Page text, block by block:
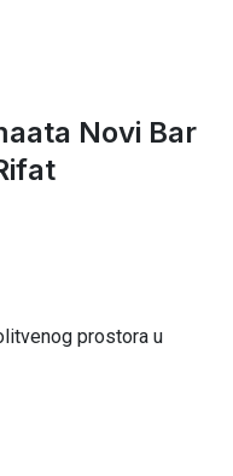
Novi Bar
prostora u